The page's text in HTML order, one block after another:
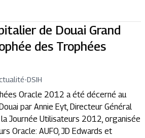
de Douai Grand
des Trophées
-DSIH
Oracle 2012 a été décerné au
par Annie Eyt, Directeur Général
Journée Utilisateurs 2012, organisée
Oracle: AUFO, JD Edwards et